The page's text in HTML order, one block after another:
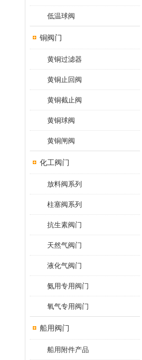
低温球阀
铜阀门
黄铜过滤器
黄铜止回阀
黄铜截止阀
黄铜球阀
黄铜闸阀
化工阀门
放料阀系列
柱塞阀系列
抗生素阀门
天然气阀门
液化气阀门
氨用专用阀门
氧气专用阀门
船用阀门
船用附件产品